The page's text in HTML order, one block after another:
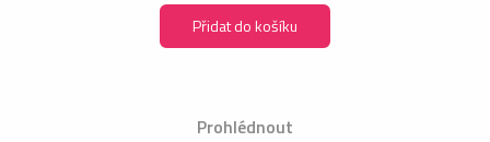
Přidat do košíku
Prohlédnout